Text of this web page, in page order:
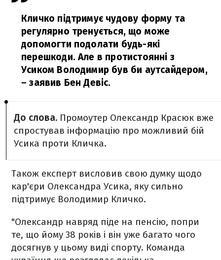
Кличко підтримує чудову форму та
регулярно тренується, що може
допомогти подолати будь-які
перешкоди. Але в протистоянні з
Усиком Володимир був би аутсайдером,
– заявив Бен Девіс.
До слова. Промоутер Олександр Красюк вже
спростував інформацію про можливий бій
Усика проти Кличка.
Також експерт висловив свою думку щодо
кар'єри Олександра Усика, яку сильно
підтримує Володимир Кличко.
"Олександр навряд піде на пенсію, попри
те, що йому 38 років і він уже багато чого
досягнув у цьому виді спорту. Команда